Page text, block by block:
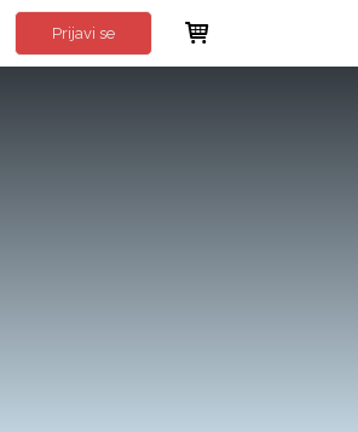
Prijavi se